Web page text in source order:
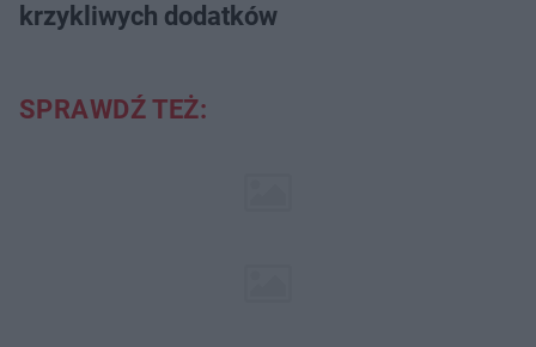
krzykliwych dodatków
SPRAWDŹ TEŻ: